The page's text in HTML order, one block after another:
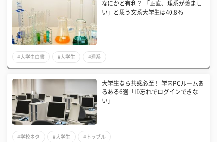
なにかと有利？ 「正直、理系が羨まし
い」と思う文系大学生は40.8％
#大学生白書 #大学生 #理系
大学生なら共感必至！ 学内PCルームあ
るある6選「ID忘れでログインできな
い」
#学校ネタ #大学生 #トラブル